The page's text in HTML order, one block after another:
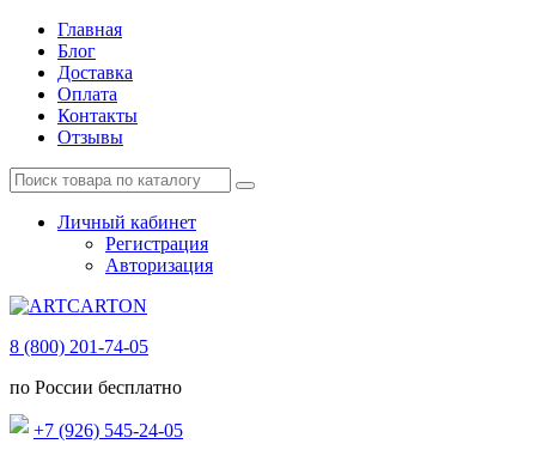
Главная
Блог
Доставка
Оплата
Контакты
Отзывы
Личный кабинет
Регистрация
Авторизация
8 (800) 201-74-05
по России бесплатно
+7 (926) 545-24-05